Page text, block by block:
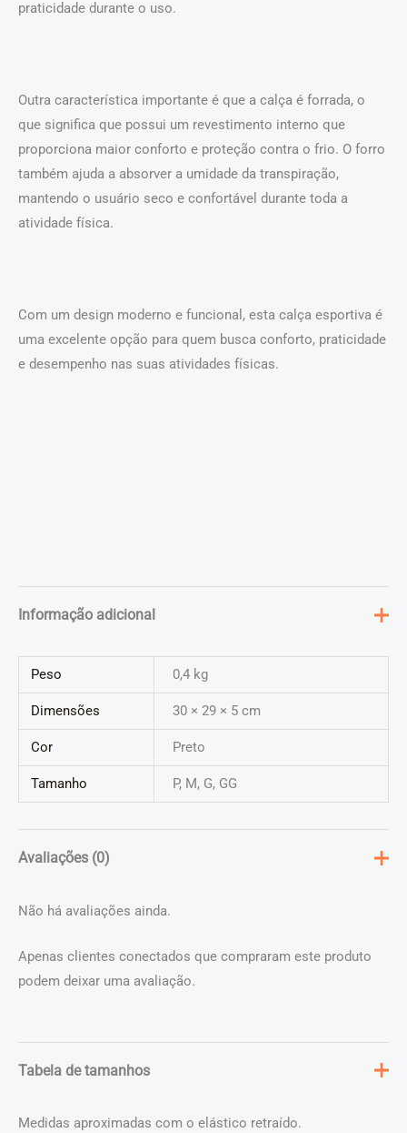
praticidade durante o uso.
Outra característica importante é que a calça é forrada, o
que significa que possui um revestimento interno que
proporciona maior conforto e proteção contra o frio. O forro
também ajuda a absorver a umidade da transpiração,
mantendo o usuário seco e confortável durante toda a
atividade física.
Com um design moderno e funcional, esta calça esportiva é
uma excelente opção para quem busca conforto, praticidade
e desempenho nas suas atividades físicas.
Informação adicional
Peso 0,4 kg
Dimensões 30 × 29 × 5 cm
Cor Preto
Tamanho P, M, G, GG
Avaliações (0)
Não há avaliações ainda.
Apenas clientes conectados que compraram este produto
podem deixar uma avaliação.
Tabela de tamanhos
Medidas aproximadas com o elástico retraído.